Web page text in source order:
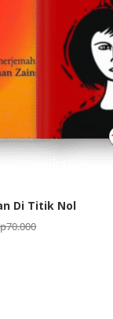
Di Titik Nol
70.000